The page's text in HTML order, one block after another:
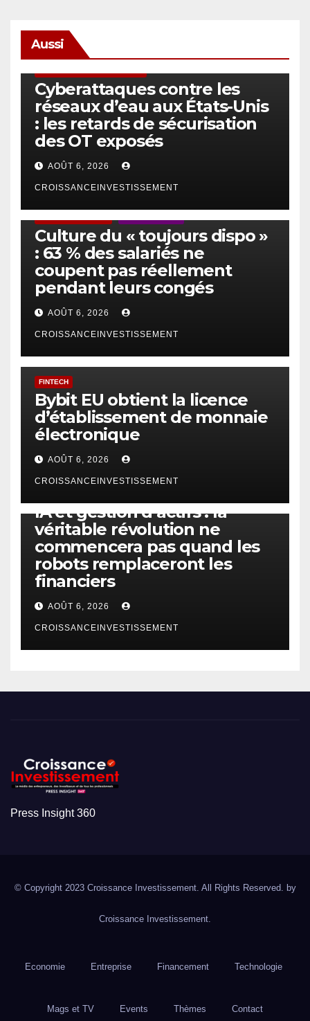
Aussi
Cyberattaques contre les
réseaux d’eau aux États-Unis
: les retards de sécurisation
des OT exposés
AOÛT 6, 2026
CROISSANCEINVESTISSEMENT
Culture du « toujours dispo »
: 63 % des salariés ne
coupent pas réellement
pendant leurs congés
AOÛT 6, 2026
CROISSANCEINVESTISSEMENT
FINTECH
Bybit EU obtient la licence
d’établissement de monnaie
électronique
AOÛT 6, 2026
CROISSANCEINVESTISSEMENT
IA et gestion d’actifs : la
véritable révolution ne
commencera pas quand les
robots remplaceront les
financiers
AOÛT 6, 2026
CROISSANCEINVESTISSEMENT
Press Insight 360
© Copyright 2023 Croissance Investissement. All Rights Reserved. by
Croissance Investissement.
Economie Entreprise Financement Technologie
Mags et TV Events Thèmes Contact